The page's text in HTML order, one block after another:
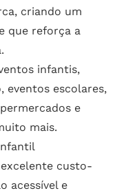
criando um
que reforça a
infantis,
eventos escolares,
e
mais.
custo-
acessível e